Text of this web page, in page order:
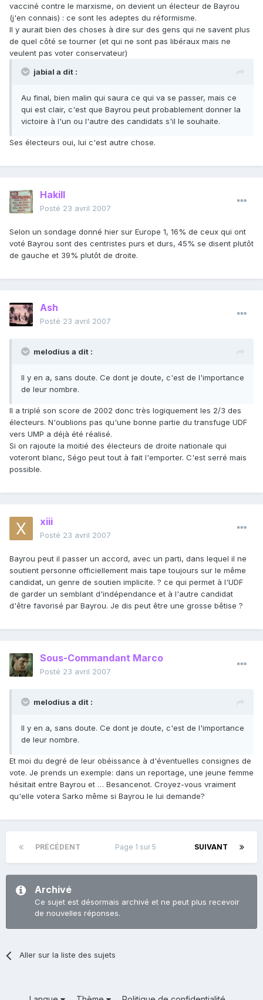
vacciné contre le marxisme, on devient un électeur de Bayrou
(j'en connais) : ce sont les adeptes du réformisme.
Il y aurait bien des choses à dire sur des gens qui ne savent plus
de quel côté se tourner (et qui ne sont pas libéraux mais ne
veulent pas voter conservateur)
jabial a dit :
Au final, bien malin qui saura ce qui va se passer, mais ce
qui est clair, c'est que Bayrou peut probablement donner la
victoire à l'un ou l'autre des candidats s'il le souhaite.
Ses électeurs oui, lui c'est autre chose.
Hakill
Posté 23 avril 2007
Selon un sondage donné hier sur Europe 1, 16% de ceux qui ont
voté Bayrou sont des centristes purs et durs, 45% se disent plutôt
de gauche et 39% plutôt de droite.
Ash
Posté 23 avril 2007
melodius a dit :
Il y en a, sans doute. Ce dont je doute, c'est de l'importance
de leur nombre.
Il a triplé son score de 2002 donc très logiquement les 2/3 des
électeurs. N'oublions pas qu'une bonne partie du transfuge UDF
vers UMP a déjà été réalisé.
Si on rajoute la moitié des électeurs de droite nationale qui
voteront blanc, Ségo peut tout à fait l'emporter. C'est serré mais
possible.
xiii
Posté 23 avril 2007
Bayrou peut il passer un accord, avec un parti, dans lequel il ne
soutient personne officiellement mais tape toujours sur le même
candidat, un genre de soutien implicite. ? ce qui permet à l'UDF
de garder un semblant d'indépendance et à l'autre candidat
d'être favorisé par Bayrou. Je dis peut être une grosse bêtise ?
Sous-Commandant Marco
Posté 23 avril 2007
melodius a dit :
Il y en a, sans doute. Ce dont je doute, c'est de l'importance
de leur nombre.
Et moi du degré de leur obéissance à d'éventuelles consignes de
vote. Je prends un exemple: dans un reportage, une jeune femme
hésitait entre Bayrou et … Besancenot. Croyez-vous vraiment
qu'elle votera Sarko même si Bayrou le lui demande?
PRÉCÉDENT SUIVANT
Page 1 sur 5
Archivé
Ce sujet est désormais archivé et ne peut plus recevoir
de nouvelles réponses.
Aller sur la liste des sujets